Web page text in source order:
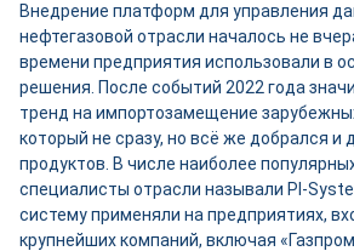
Внедрение платформ для управления
нефтегазовой отрасли началось не
времени предприятия использовали в
решения. После событий 2022 года
тренд на импортозамещение
который не сразу, но всё же добрался и
продуктов. В числе наиболее
специалисты отрасли называли PI-
систему применяли на предприятиях,
крупнейших компаний, включая